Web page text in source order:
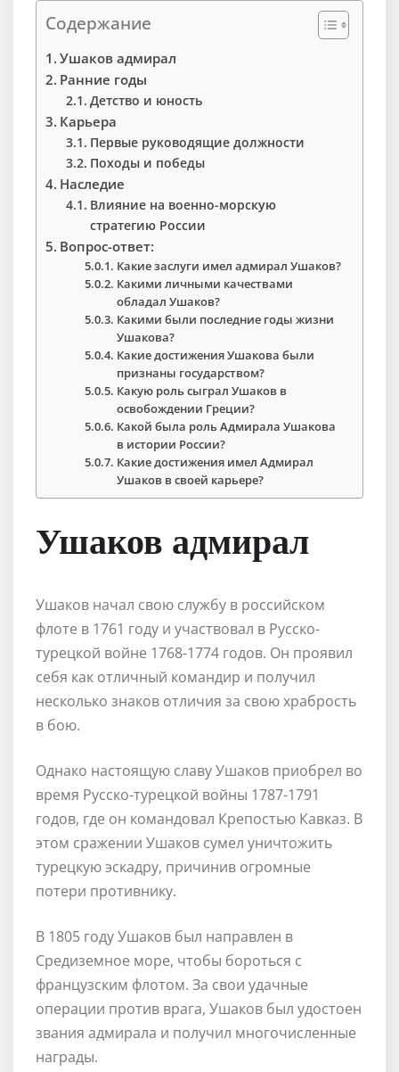
Содержание
Ушаков адмирал
Ранние годы
Детство и юность
Карьера
Первые руководящие должности
Походы и победы
Наследие
Влияние на военно-морскую
стратегию России
Вопрос-ответ:
Какие заслуги имел адмирал Ушаков?
Какими личными качествами
обладал Ушаков?
Какими были последние годы жизни
Ушакова?
Какие достижения Ушакова были
признаны государством?
Какую роль сыграл Ушаков в
освобождении Греции?
Какой была роль Адмирала Ушакова
в истории России?
Какие достижения имел Адмирал
Ушаков в своей карьере?
Ушаков адмирал
Ушаков начал свою службу в российском
флоте в 1761 году и участвовал в Русско-
турецкой войне 1768-1774 годов. Он проявил
себя как отличный командир и получил
несколько знаков отличия за свою храбрость
в бою.
Однако настоящую славу Ушаков приобрел во
время Русско-турецкой войны 1787-1791
годов, где он командовал Крепостью Кавказ. В
этом сражении Ушаков сумел уничтожить
турецкую эскадру, причинив огромные
потери противнику.
В 1805 году Ушаков был направлен в
Средиземное море, чтобы бороться с
французским флотом. За свои удачные
операции против врага, Ушаков был удостоен
звания адмирала и получил многочисленные
награды.